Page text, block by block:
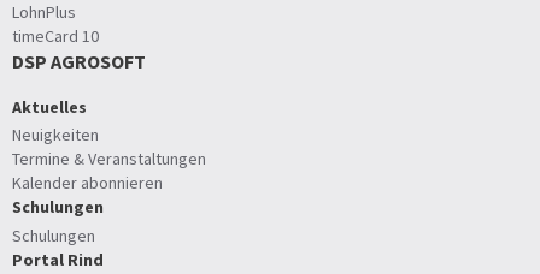
LohnPlus
timeCard 10
DSP AGROSOFT
Aktuelles
Neuigkeiten
Termine & Veranstaltungen
Kalender abonnieren
Schulungen
Schulungen
Portal Rind